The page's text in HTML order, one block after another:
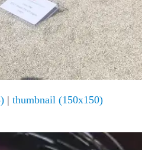
| thumbnail (150x150)